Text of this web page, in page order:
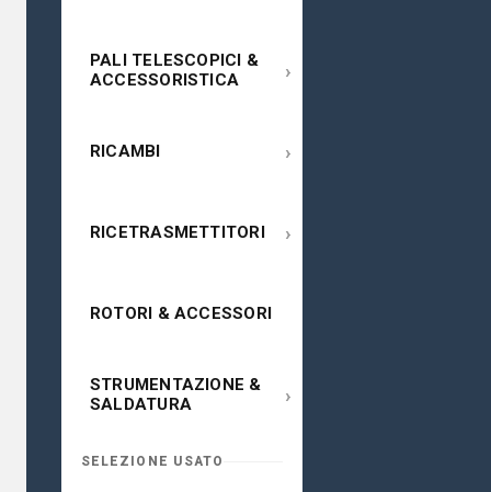
PALI TELESCOPICI &
ACCESSORISTICA
›
RICAMBI ›
RICETRASMETTITORI ›
ROTORI & ACCESSORI
STRUMENTAZIONE &
SALDATURA
›
SELEZIONE USATO